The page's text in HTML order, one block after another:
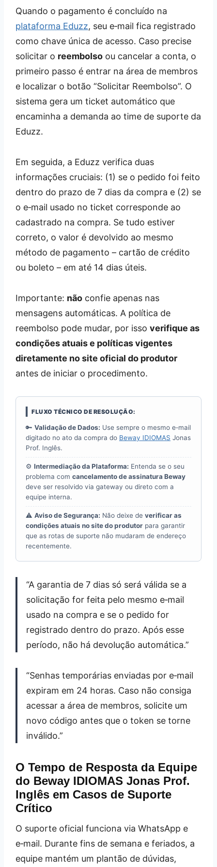
Quando o pagamento é concluído na
plataforma Eduzz, seu e‑mail fica registrado
como chave única de acesso. Caso precise
solicitar o reembolso ou cancelar a conta, o
primeiro passo é entrar na área de membros
e localizar o botão “Solicitar Reembolso”. O
sistema gera um ticket automático que
encaminha a demanda ao time de suporte da
Eduzz.
Em seguida, a Eduzz verifica duas
informações cruciais: (1) se o pedido foi feito
dentro do prazo de 7 dias da compra e (2) se
o e‑mail usado no ticket corresponde ao
cadastrado na compra. Se tudo estiver
correto, o valor é devolvido ao mesmo
método de pagamento – cartão de crédito
ou boleto – em até 14 dias úteis.
Importante: não confie apenas nas
mensagens automáticas. A política de
reembolso pode mudar, por isso verifique as
condições atuais e políticas vigentes
diretamente no site oficial do produtor
antes de iniciar o procedimento.
FLUXO TÉCNICO DE RESOLUÇÃO:
🔑 Validação de Dados: Use sempre o mesmo e‑mail
digitado no ato da compra do Beway IDIOMAS Jonas
Prof. Inglês.
⚙️ Intermediação da Plataforma: Entenda se o seu
problema com cancelamento de assinatura Beway
deve ser resolvido via gateway ou direto com a
equipe interna.
⚠️ Aviso de Segurança: Não deixe de verificar as
condições atuais no site do produtor para garantir
que as rotas de suporte não mudaram de endereço
recentemente.
“A garantia de 7 dias só será válida se a
solicitação for feita pelo mesmo e‑mail
usado na compra e se o pedido for
registrado dentro do prazo. Após esse
período, não há devolução automática.”
“Senhas temporárias enviadas por e‑mail
expiram em 24 horas. Caso não consiga
acessar a área de membros, solicite um
novo código antes que o token se torne
inválido.”
O Tempo de Resposta da Equipe
do Beway IDIOMAS Jonas Prof.
Inglês em Casos de Suporte
Crítico
O suporte oficial funciona via WhatsApp e
e‑mail. Durante fins de semana e feriados, a
equipe mantém um plantão de dúvidas,